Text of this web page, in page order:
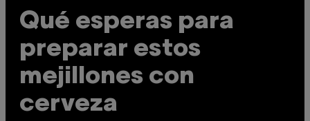
Qué esperas para
preparar estos
mejillones con
cerveza